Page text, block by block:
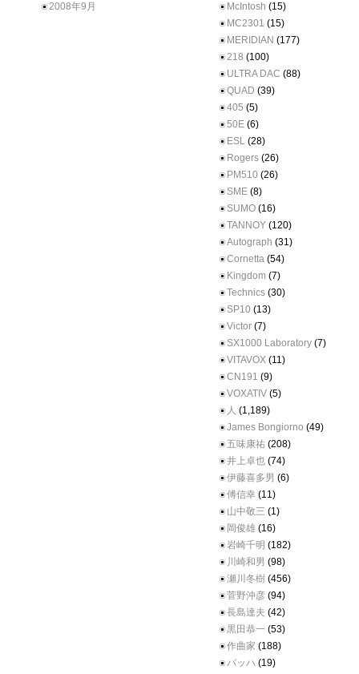
2008年9月
McIntosh (15)
MC2301 (15)
MERIDIAN (177)
218 (100)
ULTRA DAC (88)
QUAD (39)
405 (5)
50E (6)
ESL (28)
Rogers (26)
PM510 (26)
SME (8)
SUMO (16)
TANNOY (120)
Autograph (31)
Cornetta (54)
Kingdom (7)
Technics (30)
SP10 (13)
Victor (7)
SX1000 Laboratory (7)
VITAVOX (11)
CN191 (9)
VOXATIV (5)
人 (1,189)
James Bongiorno (49)
五味康祐 (208)
井上卓也 (74)
伊藤喜多男 (6)
傅信幸 (11)
山中敬三 (1)
岡俊雄 (16)
岩崎千明 (182)
川崎和男 (98)
瀬川冬樹 (456)
菅野沖彦 (94)
長島達夫 (42)
黒田恭一 (53)
作曲家 (188)
バッハ (19)